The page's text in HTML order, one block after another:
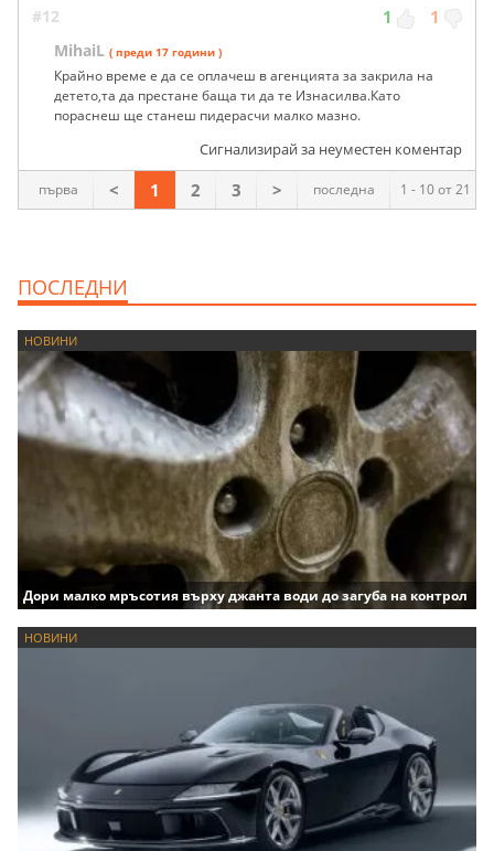
#12 1 1
MihaiL ( преди 17 години )
Крайно време е да се оплачеш в агенцията за закрила на
детето,та да престане баща ти да те Изнасилва.Като
пораснеш ще станеш пидерасчи малко мазно.
Сигнализирай за неуместен коментар
1 - 10 от 21
първа < 1 2 3 > последна
ПОСЛЕДНИ
НОВИНИ
Дори малко мръсотия върху джанта води до загуба на контрол
НОВИНИ